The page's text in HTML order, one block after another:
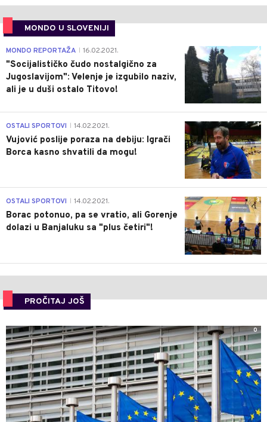
MONDO U SLOVENIJI
4
MONDO REPORTAŽA 16.02.2021.
"Socijalističko čudo nostalgično za
Jugoslavijom": Velenje je izgubilo naziv,
ali je u duši ostalo Titovo!
1
OSTALI SPORTOVI 14.02.2021.
Vujović poslije poraza na debiju: Igrači
Borca kasno shvatili da mogu!
3
OSTALI SPORTOVI 14.02.2021.
Borac potonuo, pa se vratio, ali Gorenje
dolazi u Banjaluku sa "plus četiri"!
PROČITAJ JOŠ
0